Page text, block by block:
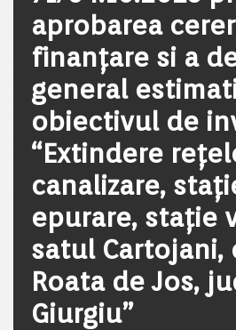
aprobarea
finanțare si a
general
obiectivul de
“Extindere
canalizare,
epurare, stație
satul Cartojani,
Roata de Jos,
Giurgiu”